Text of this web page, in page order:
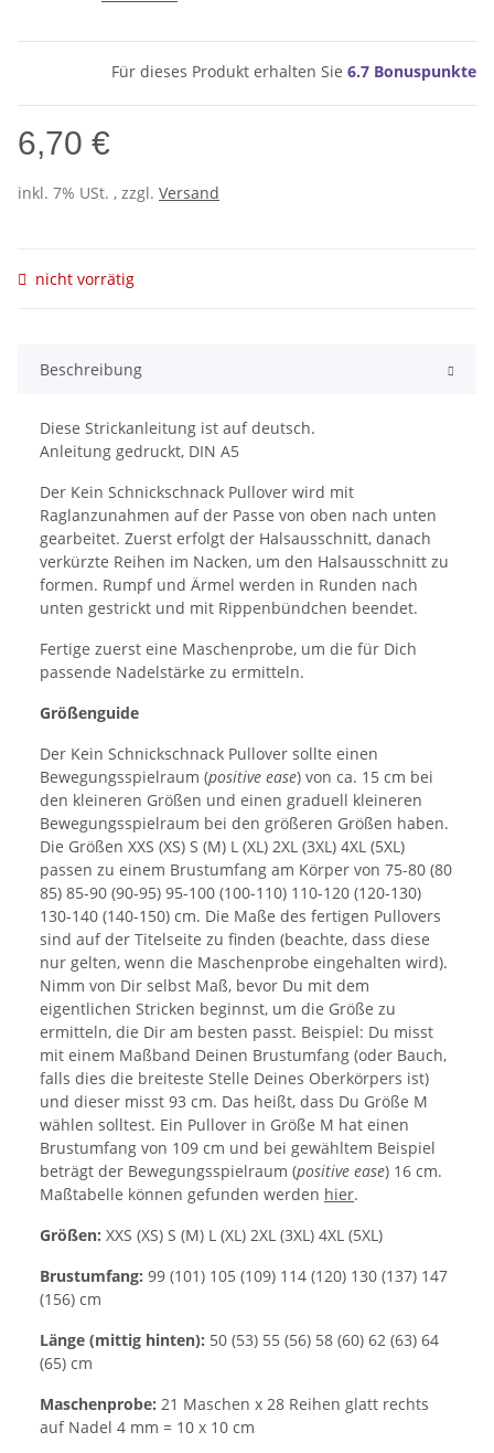
Für dieses Produkt erhalten Sie 6.7 Bonuspunkte
6,70 €
inkl. 7% USt. , zzgl. Versand
nicht vorrätig
Beschreibung
Diese Strickanleitung ist auf deutsch.
Anleitung gedruckt, DIN A5
Der Kein Schnickschnack Pullover wird mit
Raglanzunahmen auf der Passe von oben nach unten
gearbeitet. Zuerst erfolgt der Halsausschnitt, danach
verkürzte Reihen im Nacken, um den Halsausschnitt zu
formen. Rumpf und Ärmel werden in Runden nach
unten gestrickt und mit Rippenbündchen beendet.
Fertige zuerst eine Maschenprobe, um die für Dich
passende Nadelstärke zu ermitteln.
Größenguide
Der Kein Schnickschnack Pullover sollte einen
Bewegungsspielraum (positive ease) von ca. 15 cm bei
den kleineren Größen und einen graduell kleineren
Bewegungsspielraum bei den größeren Größen haben.
Die Größen XXS (XS) S (M) L (XL) 2XL (3XL) 4XL (5XL)
passen zu einem Brustumfang am Körper von 75-80 (80
85) 85-90 (90-95) 95-100 (100-110) 110-120 (120-130)
130-140 (140-150) cm. Die Maße des fertigen Pullovers
sind auf der Titelseite zu finden (beachte, dass diese
nur gelten, wenn die Maschenprobe eingehalten wird).
Nimm von Dir selbst Maß, bevor Du mit dem
eigentlichen Stricken beginnst, um die Größe zu
ermitteln, die Dir am besten passt. Beispiel: Du misst
mit einem Maßband Deinen Brustumfang (oder Bauch,
falls dies die breiteste Stelle Deines Oberkörpers ist)
und dieser misst 93 cm. Das heißt, dass Du Größe M
wählen solltest. Ein Pullover in Größe M hat einen
Brustumfang von 109 cm und bei gewähltem Beispiel
beträgt der Bewegungsspielraum (positive ease) 16 cm.
Maßtabelle können gefunden werden hier.
Größen: XXS (XS) S (M) L (XL) 2XL (3XL) 4XL (5XL)
Brustumfang: 99 (101) 105 (109) 114 (120) 130 (137) 147
(156) cm
Länge (mittig hinten): 50 (53) 55 (56) 58 (60) 62 (63) 64
(65) cm
Maschenprobe: 21 Maschen x 28 Reihen glatt rechts
auf Nadel 4 mm = 10 x 10 cm